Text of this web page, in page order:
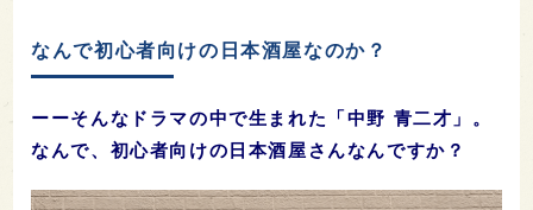
なんで初心者向けの日本酒屋なのか？
ーーそんなドラマの中で生まれた「中野 青二才」。
なんで、初心者向けの日本酒屋さんなんですか？